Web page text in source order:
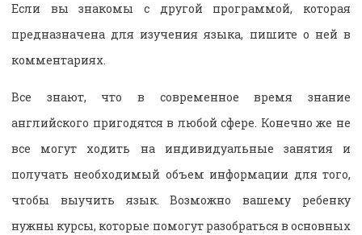
Если вы знакомы с другой программой, которая
предназначена для изучения языка, пишите о ней в
комментариях.
Все знают, что в современное время знание
английского пригодятся в любой сфере. Конечно же не
все могут ходить на индивидуальные занятия и
получать необходимый объем информации для того,
чтобы выучить язык. Возможно вашему ребенку
нужны курсы, которые помогут разобраться в основных